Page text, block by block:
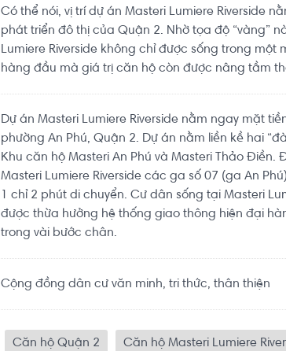
Có thể nói, vị trí dự án Masteri Lumiere Riverside
phát triển đô thị của Quận 2. Nhờ tọa độ “vàng”
Lumiere Riverside không chỉ được sống trong một
hàng đầu mà giá trị căn hộ còn được nâng tầm
Dự án Masteri Lumiere Riverside nằm ngay mặt
phường An Phú, Quận 2. Dự án nằm liền kề hai
Khu căn hộ Masteri An Phú và Masteri Thảo Điền.
Masteri Lumiere Riverside các ga số 07 (ga An
1 chỉ 2 phút di chuyển. Cư dân sống tại Masteri
được thừa hưởng hệ thống giao thông hiện đại
trong vài bước chân.
Cộng đồng dân cư văn minh, tri thức, thân thiện
Căn hộ Quận 2 Căn hộ Masteri Lumiere